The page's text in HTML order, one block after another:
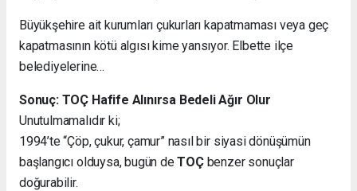
Büyükşehire ait kurumları çukurları kapatmaması veya geç
kapatmasının kötü algısı kime yansıyor. Elbette ilçe
belediyelerine…
Sonuç: TOÇ Hafife Alınırsa Bedeli Ağır Olur
Unutulmamalıdır ki;
1994’te “Çöp, çukur, çamur” nasıl bir siyasi dönüşümün
başlangıcı olduysa, bugün deTOÇbenzer sonuçlar
doğurabilir.